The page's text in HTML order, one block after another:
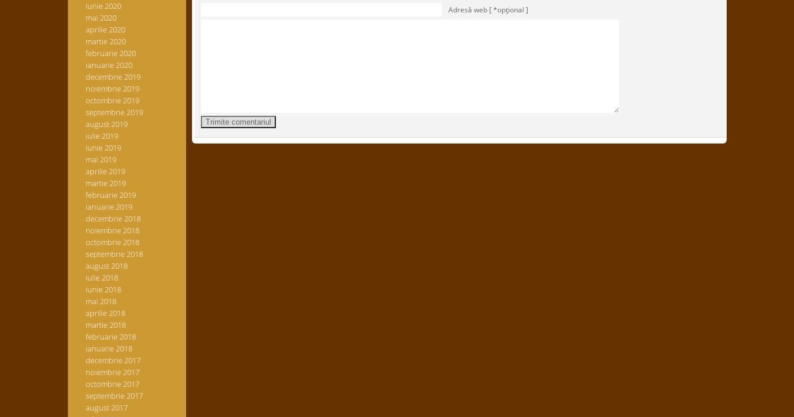
iunie 2020
mai 2020
aprilie 2020
martie 2020
februarie 2020
ianuarie 2020
decembrie 2019
noiembrie 2019
octombrie 2019
septembrie 2019
august 2019
iulie 2019
iunie 2019
mai 2019
aprilie 2019
martie 2019
februarie 2019
ianuarie 2019
decembrie 2018
noiembrie 2018
octombrie 2018
septembrie 2018
august 2018
iulie 2018
iunie 2018
mai 2018
aprilie 2018
martie 2018
februarie 2018
ianuarie 2018
decembrie 2017
noiembrie 2017
octombrie 2017
septembrie 2017
august 2017
Adresă web [ *opţional ]